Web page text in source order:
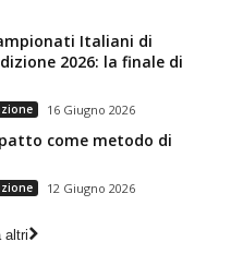
Italiani di
2026: la finale di
16 Giugno 2026
come metodo di
12 Giugno 2026
altri